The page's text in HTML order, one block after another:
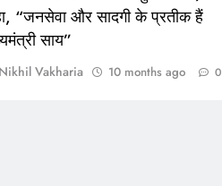
“जनसेवा और सादगी के प्रतीक हैं
साय”
Nikhil Vakharia 10 months ago 0